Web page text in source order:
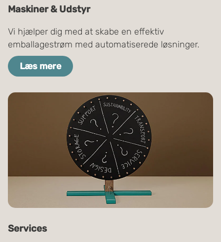
Maskiner & Udstyr
Vi hjælper dig med at skabe en effektiv
emballagestrøm med automatiserede løsninger.
Læs mere
Services